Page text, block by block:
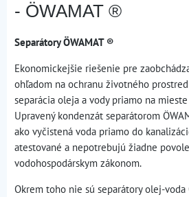
- ÖWAMAT ®
Separátory ÖWAMAT ®
Ekonomickejšie riešenie pre
ohľadom na ochranu životného
separácia oleja a vody priamo na
Upravený kondenzát separátorom
ako vyčistená voda priamo do
atestované a nepotrebujú žiadne
vodohospodárskym zákonom.
Okrem toho nie sú separátory olej-voda